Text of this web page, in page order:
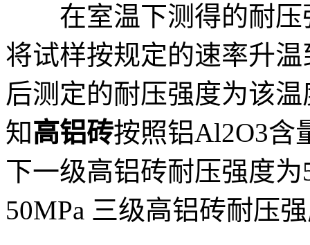
在室温下测得的耐压
将试样按规定的速率升
后测定的耐压强度为该
知高铝砖按照铝Al2O3含
下一级高铝砖耐压强度
50MPa 三级高铝砖耐压